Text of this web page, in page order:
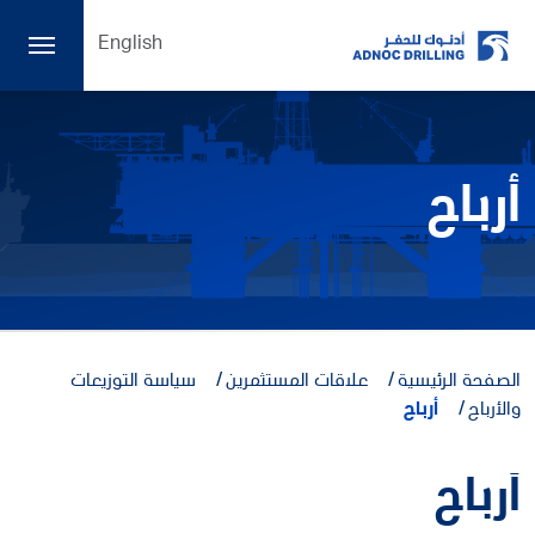
English
أرباح
الصفحة الرئيسية علاقات المستثمرين
سياسة التوزيعات
والأرباح
أرباح
أرباح